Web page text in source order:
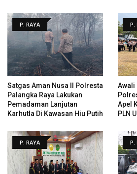
P. RAYA
Satgas Aman Nusa II Polresta
Palangka Raya Lakukan
Pemadaman Lanjutan
Karhutla Di Kawasan Hiu Putih
P.
Awali
Apel
PLN
P. RAYA P.